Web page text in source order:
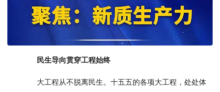
民生导向贯穿工程始终
大工程从不脱离民生。十五五的各项大工程，处处体